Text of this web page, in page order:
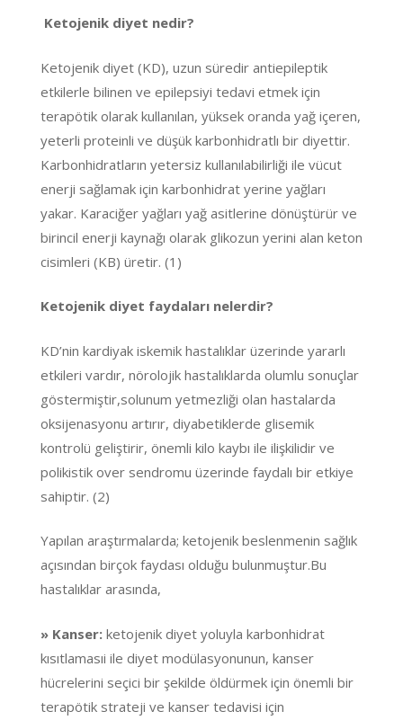
Ketojenik diyet nedir?
Ketojenik diyet (KD), uzun süredir antiepileptik
etkilerle bilinen ve epilepsiyi tedavi etmek için
terapötik olarak kullanılan, yüksek oranda yağ içeren,
yeterli proteinli ve düşük karbonhidratlı bir diyettir.
Karbonhidratların yetersiz kullanılabilirliği ile vücut
enerji sağlamak için karbonhidrat yerine yağları
yakar. Karaciğer yağları yağ asitlerine dönüştürür ve
birincil enerji kaynağı olarak glikozun yerini alan keton
cisimleri (KB) üretir. (1)
Ketojenik diyet faydaları nelerdir?
KD’nin kardiyak iskemik hastalıklar üzerinde yararlı
etkileri vardır, nörolojik hastalıklarda olumlu sonuçlar
göstermiştir,solunum yetmezliği olan hastalarda
oksijenasyonu artırır, diyabetiklerde glisemik
kontrolü geliştirir, önemli kilo kaybı ile ilişkilidir ve
polikistik over sendromu üzerinde faydalı bir etkiye
sahiptir. (2)
Yapılan araştırmalarda; ketojenik beslenmenin sağlık
açısından birçok faydası olduğu bulunmuştur.Bu
hastalıklar arasında,
» Kanser: ketojenik diyet yoluyla karbonhidrat
kısıtlamasıi ile diyet modülasyonunun, kanser
hücrelerini seçici bir şekilde öldürmek için önemli bir
terapötik strateji ve kanser tedavisi için